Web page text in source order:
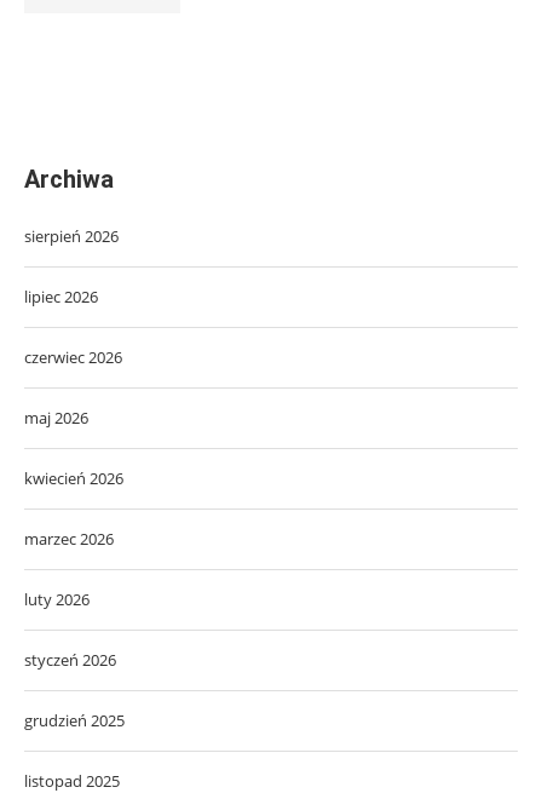
Archiwa
sierpień 2026
lipiec 2026
czerwiec 2026
maj 2026
kwiecień 2026
marzec 2026
luty 2026
styczeń 2026
grudzień 2025
listopad 2025